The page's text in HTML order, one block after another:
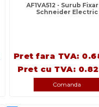
AF1VA512 - Surub
Schneider Electric
Pret fara TVA:
Pret cu TVA:
Comanda